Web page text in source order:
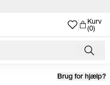
Kurv
(0)
Brug for hjælp?